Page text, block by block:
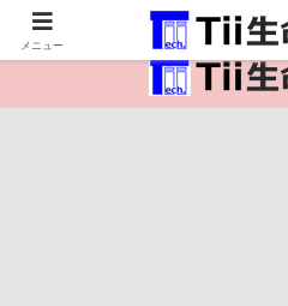
医療保健・生命・生物
メニュー